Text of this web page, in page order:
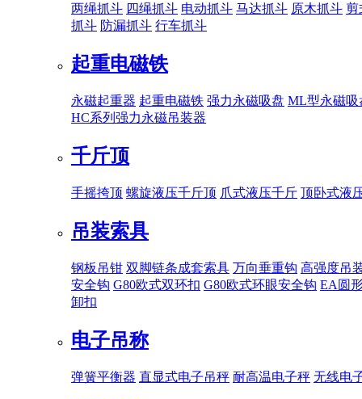
两绳抓斗 四绳抓斗 电动抓斗 马达抓斗 原木抓斗 剪
抓斗 防漏抓斗 行车抓斗
起重电磁铁
永磁起重器 起重电磁铁 强力永磁吸盘 ML型永磁吸
HC系列强力永磁吊装器
千斤顶
手摇挎顶 螺旋液压千斤顶 爪式液压千斤 顶卧式液
吊装索具
钢板吊钳 双脚链条成套索具 万向垂重钩 高强度吊
安全钩 G80欧式双环扣 G80欧式环眼安全钩 EA圆
卸扣
电子吊称
弹簧平衡器 直显式电子吊秤 耐高温电子秤 无线电